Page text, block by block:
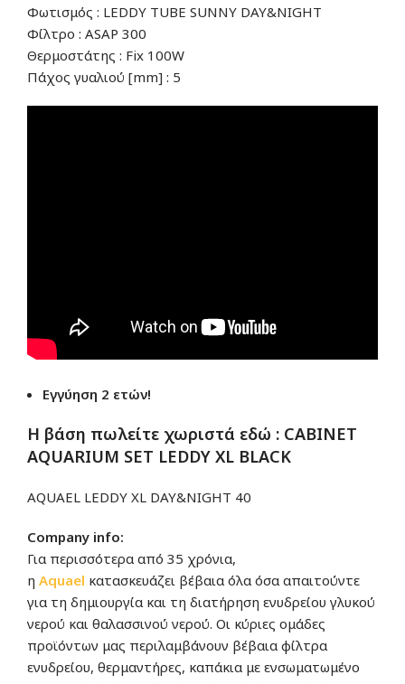
Φωτισμός : LEDDY TUBE SUNNY DAY&NIGHT
Φίλτρο : ASAP 300
Θερμοστάτης : Fix 100W
Πάχος γυαλιού [mm] : 5
Εγγύηση 2 ετών!
Η βάση πωλείτε χωριστά εδώ : CABINET
AQUARIUM SET LEDDY XL BLACK
AQUAEL LEDDY XL DAY&NIGHT 40
Company info:
Για περισσότερα από 35 χρόνια,
η Aquael κατασκευάζει βέβαια όλα όσα απαιτούντε
για τη δημιουργία και τη διατήρηση ενυδρείου γλυκού
νερού και θαλασσινού νερού. Οι κύριες ομάδες
προϊόντων μας περιλαμβάνουν βέβαια φίλτρα
ενυδρείου, θερμαντήρες, καπάκια με ενσωματωμένο